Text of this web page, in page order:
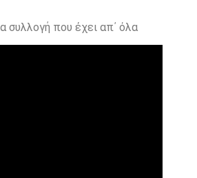
συλλογή που έχει απ΄ όλα